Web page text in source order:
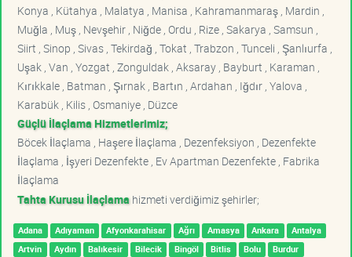
Konya , Kütahya , Malatya , Manisa , Kahramanmaraş , Mardin ,
Muğla , Muş , Nevşehir , Niğde , Ordu , Rize , Sakarya , Samsun ,
Siirt , Sinop , Sivas , Tekirdağ , Tokat , Trabzon , Tunceli , Şanlıurfa ,
Uşak , Van , Yozgat , Zonguldak , Aksaray , Bayburt , Karaman ,
Kırıkkale , Batman , Şırnak , Bartın , Ardahan , Iğdır , Yalova ,
Karabük , Kilis , Osmaniye , Düzce
Güçlü İlaçlama Hizmetlerimiz;
Böcek İlaçlama , Haşere İlaçlama , Dezenfeksiyon , Dezenfekte
İlaçlama , İşyeri Dezenfekte , Ev Apartman Dezenfekte , Fabrika
İlaçlama
Tahta Kurusu İlaçlama hizmeti verdiğimiz şehirler;
Adana Adıyaman Afyonkarahisar Ağrı Amasya Ankara
Antalya
Artvin
Aydın Balıkesir Bilecik Bingöl Bitlis Bolu Burdur